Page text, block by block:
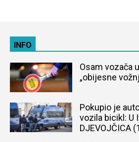
INFO
Osam vozača
„obijesne
Pokupio je
vozila bicikl: U
DJEVOJČICA